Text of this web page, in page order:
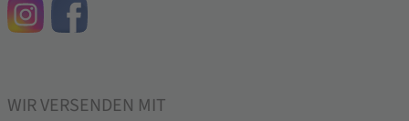
WIR VERSENDEN MIT